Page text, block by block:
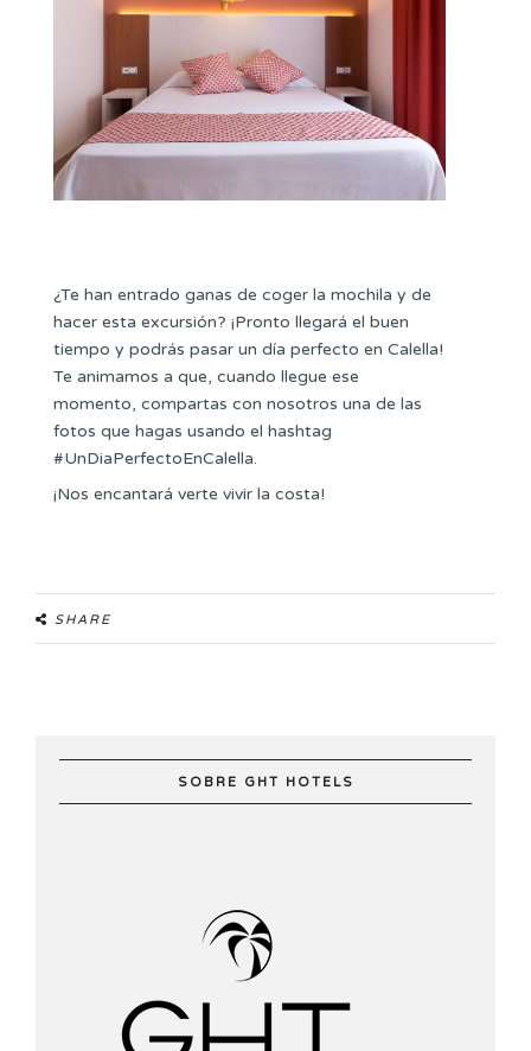
¿Te han entrado ganas de coger la mochila y de
hacer esta excursión? ¡Pronto llegará el buen
tiempo y podrás pasar un día perfecto en Calella!
Te animamos a que, cuando llegue ese
momento, compartas con nosotros una de las
fotos que hagas usando el hashtag
#UnDiaPerfectoEnCalella.
¡Nos encantará verte vivir la costa!
SHARE
SOBRE GHT HOTELS